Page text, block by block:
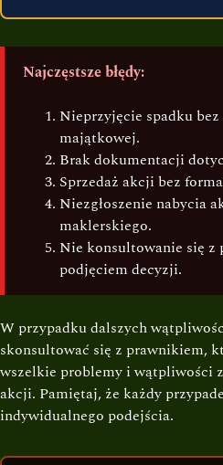
Najczęstsze błędy:
Nieprzyjęcie spadku
majątkowej.
Brak dokumentacji
Sprzedaż akcji bez
Niezgłoszenie nabycia
maklerskiego.
Nie konsultowanie się z
podjęciem decyzji.
W przypadku dalszych
skonsultować się z prawnikiem,
wszelkie problemy i wątpliwości
akcji. Pamiętaj, że każdy
indywidualnego podejścia.